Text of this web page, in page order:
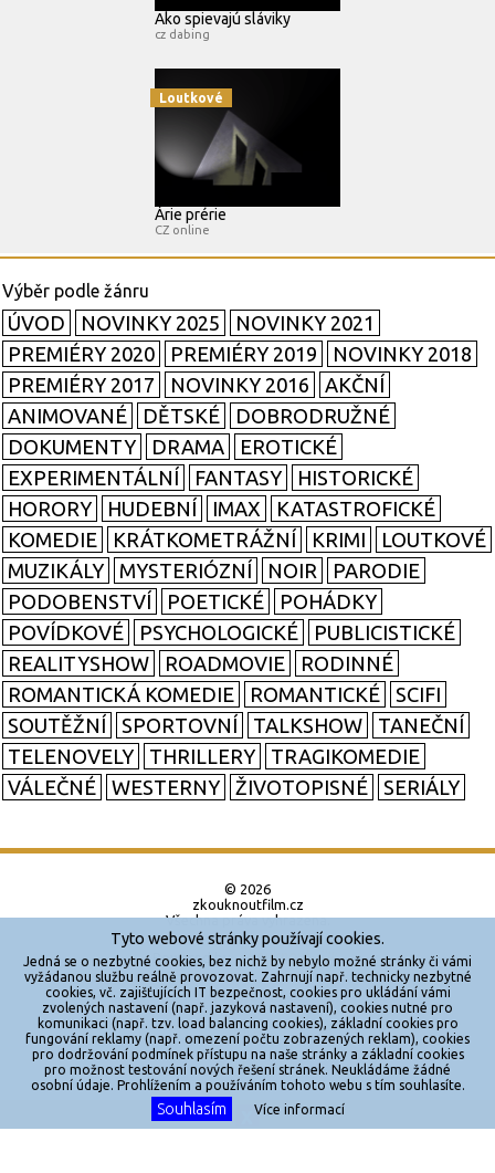
Ako spievajú sláviky
cz dabing
Loutkové
Árie prérie
CZ online
ÚVOD NOVINKY 2025
NOVINKY 2021
PREMIÉRY 2020
PREMIÉRY 2019
NOVINKY 2018
PREMIÉRY 2017
NOVINKY 2016
AKČNÍ
ANIMOVANÉ
DĚTSKÉ
DOBRODRUŽNÉ
DOKUMENTY
DRAMA
EROTICKÉ
EXPERIMENTÁLNÍ
FANTASY
HISTORICKÉ
HORORY
HUDEBNÍ IMAX
KATASTROFICKÉ
KOMEDIE
KRÁTKOMETRÁŽNÍ KRIMI
LOUTKOVÉ
MUZIKÁLY
MYSTERIÓZNÍ NOIR
PARODIE
PODOBENSTVÍ
POETICKÉ
POHÁDKY
POVÍDKOVÉ
PSYCHOLOGICKÉ
PUBLICISTICKÉ
REALITYSHOW
ROADMOVIE
RODINNÉ
ROMANTICKÁ KOMEDIE
ROMANTICKÉ
SCIFI
SOUTĚŽNÍ
SPORTOVNÍ TALKSHOW
TANEČNÍ
TELENOVELY
THRILLERY
TRAGIKOMEDIE
VÁLEČNÉ
WESTERNY ŽIVOTOPISNÉ SERIÁLY
© 2026
zkouknoutfilm.cz
Všechna práva vyhrazena.
Powered by
Reklama
Sítě
Redakce
Jakékoliv užití obsahu je bez souhlasu provozovatele zakázáno.
Tyto webové stránky používají cookies.
Jedná se o nezbytné cookies, bez nichž by nebylo možné stránky či vámi
vyžádanou službu reálně provozovat. Zahrnují např. technicky nezbytné
cookies, vč. zajišťujících IT bezpečnost, cookies pro ukládání vámi
zvolených nastavení (např. jazyková nastavení), cookies nutné pro
komunikaci (např. tzv. load balancing cookies), základní cookies pro
fungování reklamy (např. omezení počtu zobrazených reklam), cookies
pro dodržování podmínek přístupu na naše stránky a základní cookies
pro možnost testování nových řešení stránek. Neukládáme žádné
osobní údaje. Prohlížením a používáním tohoto webu s tím souhlasíte.
Souhlasím Více informací